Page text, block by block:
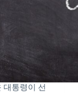
대통령이 선